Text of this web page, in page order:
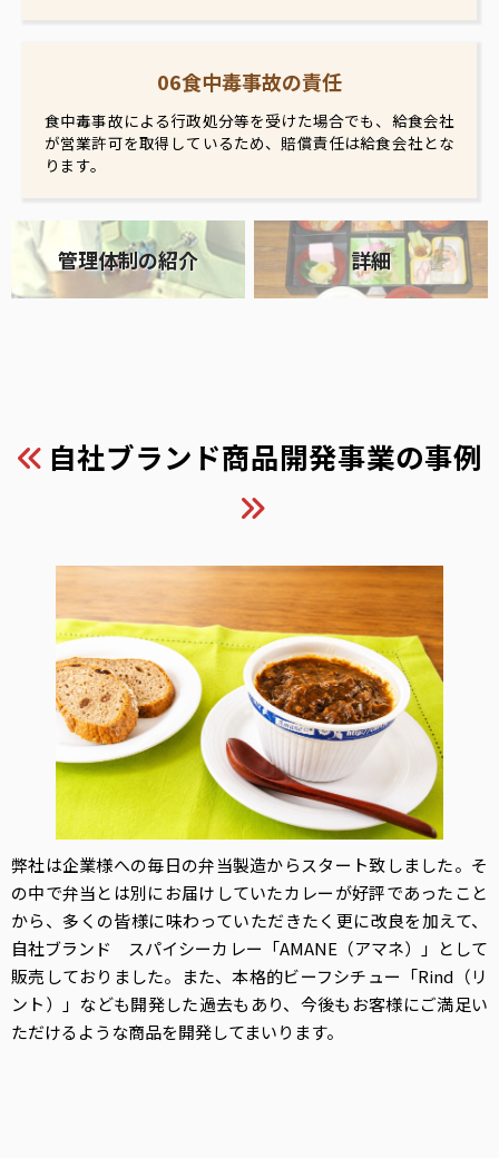
06食中毒事故の責任
食中毒事故による行政処分等を受けた場合でも、給食会社
が営業許可を取得しているため、賠償責任は給食会社とな
ります。
管理体制の紹介 詳細
自社ブランド商品開発事業の事例
弊社は企業様への毎日の弁当製造からスタート致しました。そ
の中で弁当とは別にお届けしていたカレーが好評であったこと
から、多くの皆様に味わっていただきたく更に改良を加えて、
自社ブランド スパイシーカレー「AMANE（アマネ）」として
販売しておりました。また、本格的ビーフシチュー「Rind（リ
ント）」なども開発した過去もあり、今後もお客様にご満足い
ただけるような商品を開発してまいります。